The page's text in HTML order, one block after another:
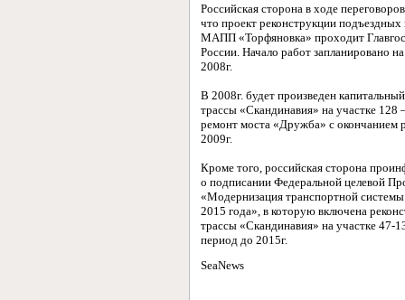
Российская сторона в ходе
что проект реконструкции подъездных
МАПП «Торфяновка» проходит
России. Начало работ запланировано на
2008г.
В 2008г. будет произведен
трассы «Скандинавия» на участке 128
ремонт моста «Дружба» с окончанием
2009г.
Кроме того, российская сторона
о подписании Федеральной целевой
«Модернизация транспортной
2015 года», в которую включена
трассы «Скандинавия» на участке 47-
период до 2015г.
SeaNews